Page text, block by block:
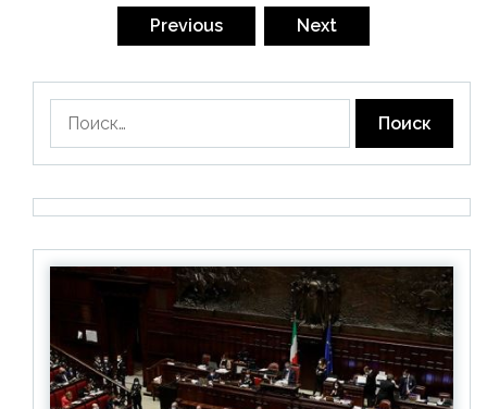
Previous Next